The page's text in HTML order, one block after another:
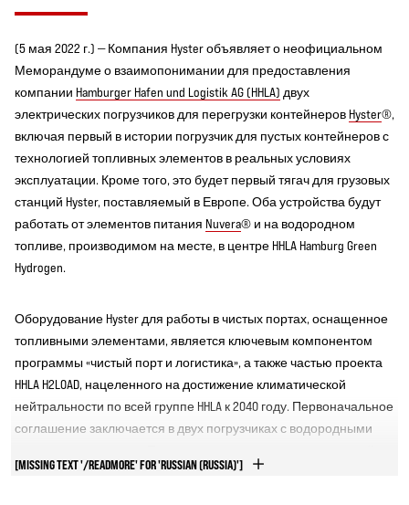
(5 мая 2022 г.) — Компания Hyster объявляет о неофициальном
Меморандуме о взаимопонимании для предоставления
компании Hamburger Hafen und Logistik AG (HHLA) двух
электрических погрузчиков для перегрузки контейнеров Hyster®,
включая первый в истории погрузчик для пустых контейнеров с
технологией топливных элементов в реальных условиях
эксплуатации. Кроме того, это будет первый тягач для грузовых
станций Hyster, поставляемый в Европе. Оба устройства будут
работать от элементов питания Nuvera® и на водородном
топливе, производимом на месте, в центре HHLA Hamburg Green
Hydrogen.
Оборудование Hyster для работы в чистых портах, оснащенное
топливными элементами, является ключевым компонентом
программы «чистый порт и логистика», а также частью проекта
HHLA H2LOAD, нацеленного на достижение климатической
нейтральности по всей группе HHLA к 2040 году. Первоначальное
соглашение заключается в двух погрузчиках с водородными
запланирована на конец 2022 года, а погрузчик для пустых
[MISSING TEXT '/READMORE' FOR 'RUSSIAN (RUSSIA)']